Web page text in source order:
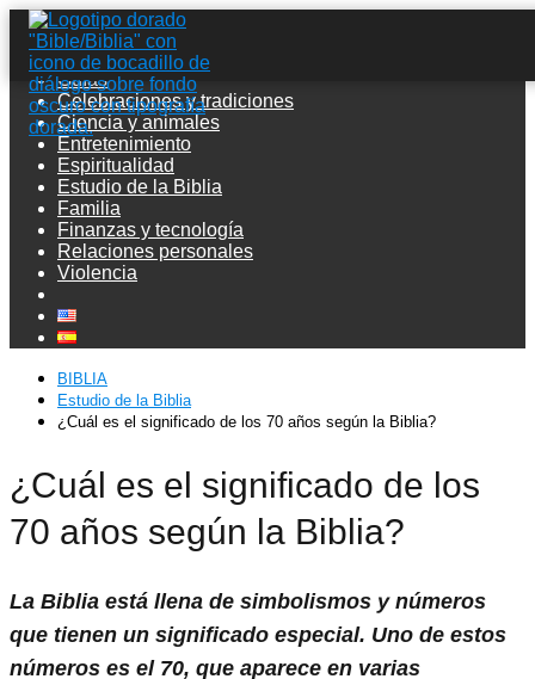
Guías
Celebraciones y tradiciones
Ciencia y animales
Entretenimiento
Espiritualidad
Estudio de la Biblia
Familia
Finanzas y tecnología
Relaciones personales
Violencia
BIBLIA
Estudio de la Biblia
¿Cuál es el significado de los 70 años según la Biblia?
¿Cuál es el significado de los
70 años según la Biblia?
La Biblia está llena de simbolismos y números
que tienen un significado especial. Uno de estos
números es el 70, que aparece en varias